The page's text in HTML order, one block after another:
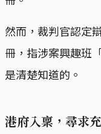
然而，裁判官認定
冊，指涉案興趣班
是清楚知道的。
港府入稟，尋求